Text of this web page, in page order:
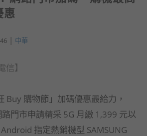
| 中華
信】
Buy 購物節」加碼優惠最給力，
門市申請精采 5G 月繳 1,399 元以
指定熱銷機型 SAMSUNG